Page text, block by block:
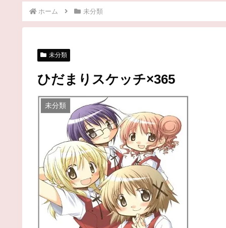
ホーム 未分類
未分類
ひだまりスケッチ×365
未分類